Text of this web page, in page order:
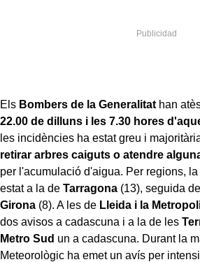
Els Bombers de la Generalitat han
22.00 de dilluns i les 7.30 hores
les incidències ha estat greu i
retirar arbres caiguts o atendre
per l'acumulació d'aigua. Per regions,
estat a la de Tarragona (13), seguida
Girona (8). A les de Lleida i la
dos avisos a cadascuna i a la de les
Metro Sud un a cadascuna. Durant la
Meteorològic ha emet un avís per